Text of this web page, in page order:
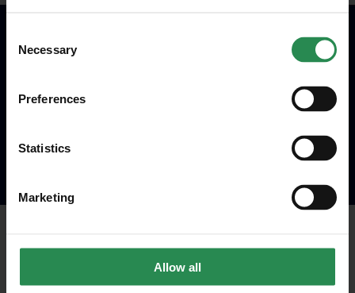
Selection
Necessary
Preferences
Statistics
Marketing
Allow all
Covid-19: analisi dei dati dal 15/08/2022 al
obblighi, modifiche, prescrizioni in ambito tecnico